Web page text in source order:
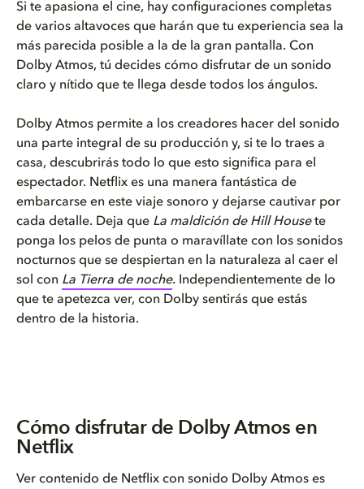
Si te apasiona el cine, hay configuraciones completas
de varios altavoces que harán que tu experiencia sea la
más parecida posible a la de la gran pantalla. Con
Dolby Atmos, tú decides cómo disfrutar de un sonido
claro y nítido que te llega desde todos los ángulos.
Dolby Atmos permite a los creadores hacer del sonido
una parte integral de su producción y, si te lo traes a
casa, descubrirás todo lo que esto significa para el
espectador. Netflix es una manera fantástica de
embarcarse en este viaje sonoro y dejarse cautivar por
cada detalle. Deja que La maldición de Hill Housete
ponga los pelos de punta o maravíllate con los sonidos
nocturnos que se despiertan en la naturaleza al caer el
sol con La Tierra de noche. Independientemente de lo
que te apetezca ver, con Dolby sentirás que estás
dentro de la historia.
Cómo disfrutar de Dolby Atmos en
Netflix
Ver contenido de Netflix con sonido Dolby Atmos es